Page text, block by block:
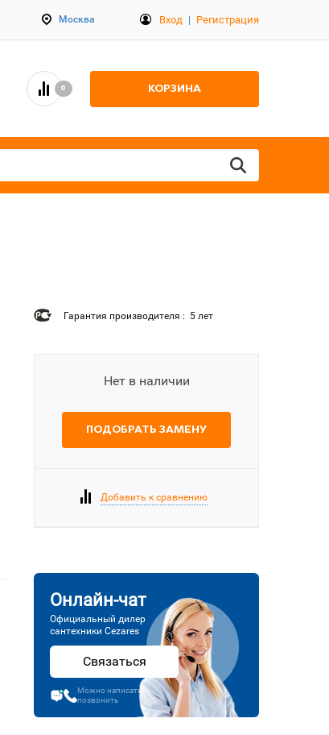
Москва Вход | Регистрация
0 КОРЗИНА
Гарантия производителя : 5 лет
Нет в наличии
ПОДОБРАТЬ ЗАМЕНУ
Добавить к сравнению
Онлайн-чат
Официальный дилер
сантехники Cezares
Связаться
Можно написать или
позвонить